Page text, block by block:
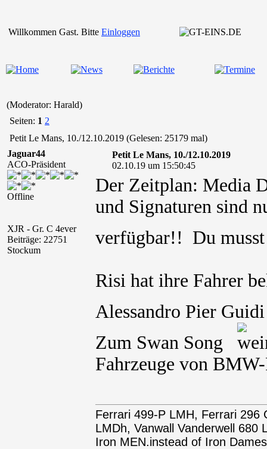
Willkommen Gast. Bitte Einloggen
(Moderator: Harald)
Seiten: 1 2
Petit Le Mans, 10./12.10.2019 (Gelesen: 25179 mal)
Jaguar44
ACO-Präsident
Offline
XJR - Gr. C 4ever
Beiträge: 22751
Stockum
Petit Le Mans, 10./12.10.2019
02.10.19 um 15:50:45
Der Zeitplan: Media
und Signaturen sind
verfügbar!! Du
Risi hat ihre Fahrer
Alessandro Pier
Zum Swan Song
Fahrzeuge von
Ferrari 499-P LMH, Ferrari 296
LMDh, Vanwall Vanderwell
Iron MEN.instead of Iron